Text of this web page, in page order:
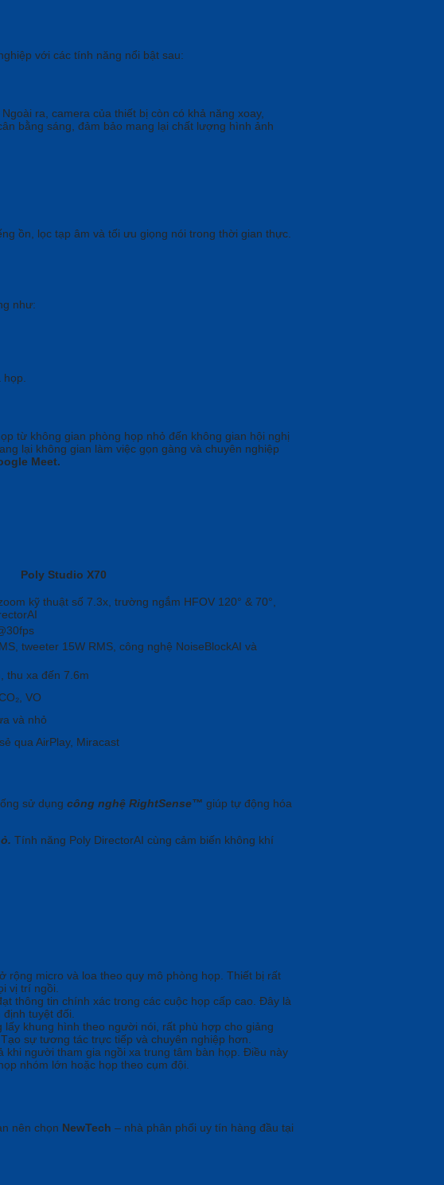
với các tính năng nổi bật sau:
ra, camera của thiết bị còn có khả năng xoay,
bằng sáng, đảm bảo mang lại chất lượng hình ảnh
ồn, lọc tạp âm và tối ưu giọng nói trong thời gian thực.
như:
họp.
từ không gian phòng họp nhỏ đến không gian hội nghị
lại không gian làm việc gọn gàng và chuyên nghiệp
Meet.
Poly Studio X70
kỹ thuật số 7.3x, trường ngắm HFOV 120° & 70°,
tweeter 15W RMS, công nghệ NoiseBlockAI và
thu xa đến 7.6m
VO
và nhỏ
qua AirPlay, Miracast
sử dụng công nghệ RightSense™ giúp tự động hóa
Tính năng Poly DirectorAI cùng cảm biến không khí
rộng micro và loa theo quy mô phòng họp. Thiết bị rất
vị trí ngồi.
thông tin chính xác trong các cuộc họp cấp cao. Đây là
tuyệt đối.
lấy khung hình theo người nói, rất phù hợp cho giảng
sự tương tác trực tiếp và chuyên nghiệp hơn.
khi người tham gia ngồi xa trung tâm bàn họp. Điều này
nhóm lớn hoặc họp theo cụm đội.
nên chọn NewTech – nhà phân phối uy tín hàng đầu tại